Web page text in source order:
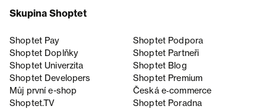
Skupina Shoptet
Shoptet Pay
Shoptet Podpora
Shoptet Doplňky
Shoptet Partneři
Shoptet Univerzita
Shoptet Blog
Shoptet Developers
Shoptet Premium
Můj první e-shop
Česká e‑commerce
Shoptet.TV
Shoptet Poradna